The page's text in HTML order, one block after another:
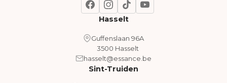
Hasselt
Guffenslaan 96A
3500 Hasselt
hasselt@essance.be
Sint-Truiden